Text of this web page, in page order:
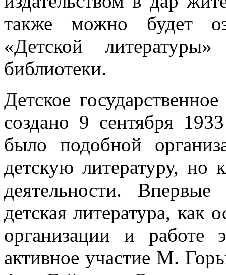
также можно будет
«Детской
библиотеки.
Детское
создано 9 сентября
было подобной
детскую литературу, но
деятельности.
детская литература,
организации и работе
активное участие М.